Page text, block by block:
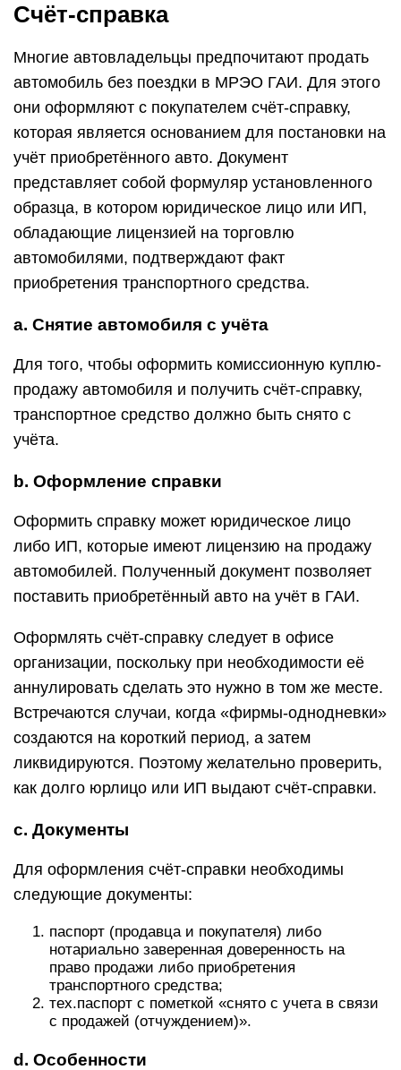
Счёт-справка
Многие автовладельцы предпочитают продать
автомобиль без поездки в МРЭО ГАИ. Для этого
они оформляют с покупателем счёт-справку,
которая является основанием для постановки на
учёт приобретённого авто. Документ
представляет собой формуляр установленного
образца, в котором юридическое лицо или ИП,
обладающие лицензией на торговлю
автомобилями, подтверждают факт
приобретения транспортного средства.
a. Снятие автомобиля с учёта
Для того, чтобы оформить комиссионную куплю-
продажу автомобиля и получить счёт-справку,
транспортное средство должно быть снято с
учёта.
b. Оформление справки
Оформить справку может юридическое лицо
либо ИП, которые имеют лицензию на продажу
автомобилей. Полученный документ позволяет
поставить приобретённый авто на учёт в ГАИ.
Оформлять счёт-справку следует в офисе
организации, поскольку при необходимости её
аннулировать сделать это нужно в том же месте.
Встречаются случаи, когда «фирмы-однодневки»
создаются на короткий период, а затем
ликвидируются. Поэтому желательно проверить,
как долго юрлицо или ИП выдают счёт-справки.
c. Документы
Для оформления счёт-справки необходимы
следующие документы:
паспорт (продавца и покупателя) либо
нотариально заверенная доверенность на
право продажи либо приобретения
транспортного средства;
тех.паспорт с пометкой «снято с учета в связи
с продажей (отчуждением)».
d. Особенности